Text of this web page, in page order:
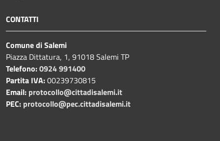
CONTATTI
Comune di Salemi
Piazza Dittatura, 1, 91018 Salemi TP
Telefono:0924 991400
Partita IVA:00239730815
Email: protocollo@cittadisalemi.it
PEC: protocollo@pec.cittadisalemi.it